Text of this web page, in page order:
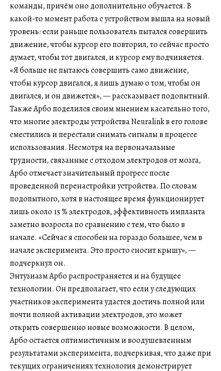
команды, причём оно дополнительно обучается. В
какой-то момент работа с устройством вышла на новый
уровень: если раньше пользователь пытался совершить
движение, чтобы курсор его повторил, то сейчас просто
думает, чтобы тот двигался, и курсор ему подчиняется.
«Я больше не пытаюсь совершить само движение,
чтобы курсор двигался, я лишь думаю о том, чтобы он
двигался, и он движется», — рассказывает подопытный.
Также Арбо поделился своим мнением касательно того,
что многие электроды устройства Neuralink в его голове
сместились и перестали снимать сигналы в процессе
использования. Несмотря на первоначальные
трудности, связанные с отходом электродов от мозга,
Арбо отмечает значительный прогресс после
проведенной перенастройки устройства. По словам
подопытного, хотя в настоящее время функционирует
лишь около 15 % электродов, эффективность импланта
заметно возросла по сравнению с тем, что было в
начале. «Сейчас я способен на гораздо большее, чем в
начале эксперимента. Это просто сносит крышу», —
подчеркнул он.
Энтузиазм Арбо распространяется и на будущее
технологии. Он предполагает, что если у следующих
участников эксперимента удастся достичь полной или
почти полной активации электродов, это может
открыть совершенно новые возможности. В целом,
Арбо остается оптимистичным и воодушевленным
результатами эксперимента, подчеркивая, что даже при
текущих ограничениях технология демонстрирует